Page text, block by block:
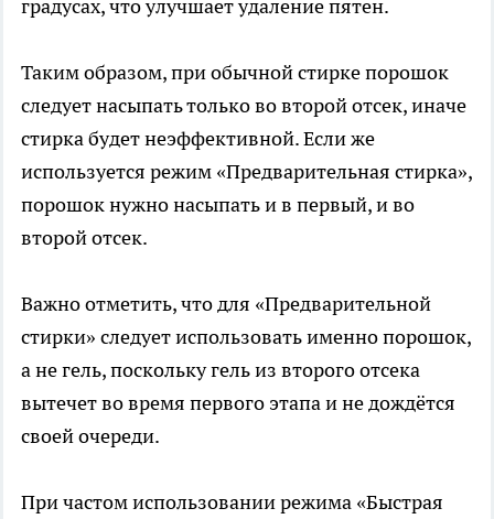
градусах, что улучшает удаление пятен.
Таким образом, при обычной стирке порошок
следует насыпать только во второй отсек, иначе
стирка будет неэффективной. Если же
используется режим «Предварительная стирка»,
порошок нужно насыпать и в первый, и во
второй отсек.
Важно отметить, что для «Предварительной
стирки» следует использовать именно порошок,
а не гель, поскольку гель из второго отсека
вытечет во время первого этапа и не дождётся
своей очереди.
При частом использовании режима «Быстрая